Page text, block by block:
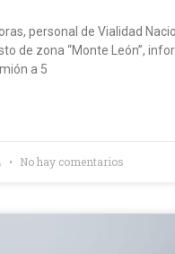
personal de Vialidad
de zona “Monte León”,
a 5
No hay comentarios